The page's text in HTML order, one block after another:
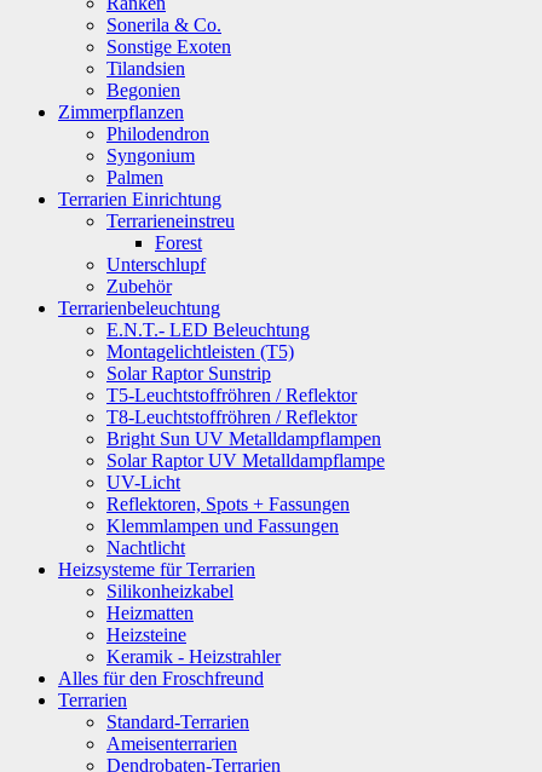
Sonerila & Co.
Sonstige Exoten
Tilandsien
Begonien
Zimmerpflanzen
Philodendron
Syngonium
Palmen
Terrarien Einrichtung
Terrarieneinstreu
Forest
Unterschlupf
Zubehör
Terrarienbeleuchtung
E.N.T.- LED Beleuchtung
Montagelichtleisten (T5)
Solar Raptor Sunstrip
T5-Leuchtstoffröhren / Reflektor
T8-Leuchtstoffröhren / Reflektor
Bright Sun UV Metalldampflampen
Solar Raptor UV Metalldampflampe
UV-Licht
Reflektoren, Spots + Fassungen
Klemmlampen und Fassungen
Nachtlicht
Heizsysteme für Terrarien
Silikonheizkabel
Heizmatten
Heizsteine
Keramik - Heizstrahler
Alles für den Froschfreund
Terrarien
Standard-Terrarien
Ameisenterrarien
Dendrobaten-Terrarien